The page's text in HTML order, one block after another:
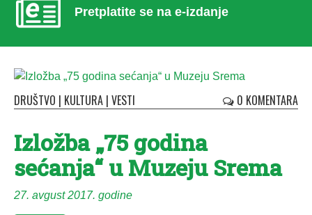
Pretplatite se na e-izdanje
DRUŠTVO | KULTURA | VESTI 0 KOMENTARA
Izložba „75 godina
sećanja“ u Muzeju Srema
27. avgust 2017. godine